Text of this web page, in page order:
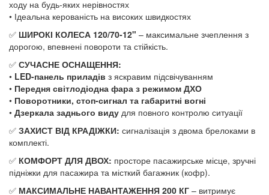
ходу на будь-яких нерівностях
• Ідеальна керованість на високих швидкостях
✅ ШИРОКІ КОЛЕСА 120/70-12" – максимальне зчеплення з
дорогою, впевнені повороти та стійкість.
✅ СУЧАСНЕ ОСНАЩЕННЯ:
• LED-панель приладів з яскравим підсвічуванням
• Передня світлодіодна фара з режимом ДХО
• Поворотники, стоп-сигнал та габаритні вогні
• Дзеркала заднього виду для повного контролю ситуації
✅ ЗАХИСТ ВІД КРАДІЖКИ: сигналізація з двома брелоками в
комплекті.
✅ КОМФОРТ ДЛЯ ДВОХ: просторе пасажирське місце, зручні
підніжки для пасажира та місткий багажник (кофр).
✅ МАКСИМАЛЬНЕ НАВАНТАЖЕННЯ 200 КГ – витримує